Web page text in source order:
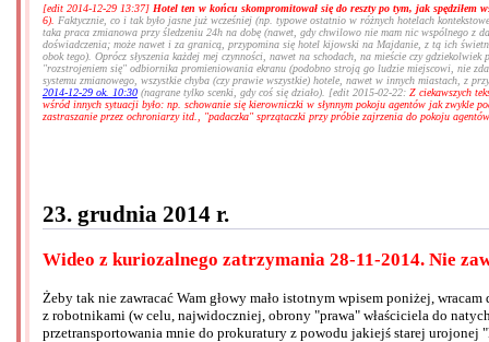
[edit 2014-12-29 13:37] Hotel ten w końcu skompromitował się do reszty po tym, jak spędziłem
6).
Faktycznie, co i tak było jasne już wcześniej (np. typowe ostatnio w różnych hotelach
taka praca zmianowa przy śledzeniu 24h na dobę (nawet, gdy chwilowo nie mam nic wspólnego z
doświadczenia; może nawet i za granicą, przypomina się hotel kijowski na Majdanie, z tą ich
obok tego). Oprócz słyszenia każdej mej czynności, nawet na schodach, na mieście czy
"rozstrojeniem się" odbiornika promieniowania ekranu (podobno stroją go ludzie miejscowi, nie
systemu zmianowego, wszystkie chyba (czy prawie wszystkie) hotele, nawet w innych miastach, z
2014-12-29 ok. 10:30 (nagrane tylko scenki, gdy coś się działo). [edit 2015-02-22: Z ciekawszych
wśród innych sytuacji było: np. schowanie się kierowniczki w słynnym pokoju agentów jak zwykle
zastraszanie przez ochroniarzy itd., "padaczka" sprzątaczki przy próbie zajrzenia do pokoju
23. grudnia 2014 r.
Wideo z kuriozalnego zatrzymania 28-11-2014. Nie
Żeby tak nie zawracać Wam głowy mało istotnym wpisem poniżej,
z robotnikami (w celu, najwidoczniej, obrony "prawa" właściciela do
przetransportowania mnie do prokuratury z powodu jakiejś starej urojonej